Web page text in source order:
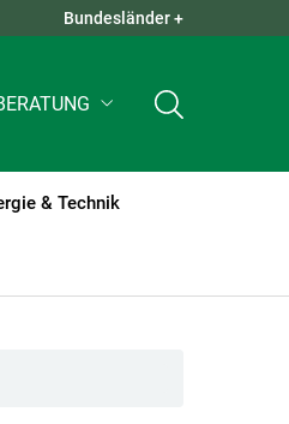
QUICK LINKS +
Bundesländer +
& Technik